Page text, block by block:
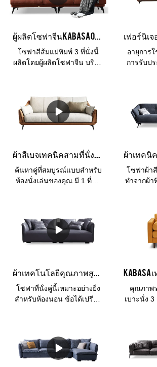
โซฟาสีส้มแม่พิมพ์ 3 ที่นั่งนี้
ผลิตโดยผู้ผลิตโซฟาจีน บริษัท
หลายขนาดเหมาะกับพื้นที่
ต่างๆ Kabasa ให้บริการ
OEM และ OEM สำหรับผู้จัด
อายุการ
การรับป
ขนาด:โซ
สำหรั
ค้นหาคู่ที่สมบูรณ์แบบสำหรับ
ห้องนั่งเล่นของคุณ มี 1 ที่นั่ง
มีให้เลือกหลายแบบจากหนัง
ธรรมชาติที่มีสี ความรู้สึก
และความทนทานที่หลาก
แท้สำหรับนั่ง, อาร์ม& เบาะ
หลังและพื้นที่อื่น ๆ ที่ทำจาก
หนังเทียมระดับพรีเมียมซึ่งจะ
โซฟาผ้า
ทำจากผ้า
หรือพั
ครอบค
สไตล์ที่ย
กั
โซฟาที่นั่งคู่นี้เหมาะอย่างยิ่ง
สำหรับห้องนอน ข้อได้เปรียบ
คลาย วัสดุหุ้มเป็นหนังวีแก้น
ซึ่งเป็นวัสดุกันน้ำและกันรอย
เปื้อน เป็นการเคลือบพื้นผิวที่
คุณภาพ
เบาะนั่ง 3
ประสิทธิ
ทั่วไป ชุ
ราคาต่